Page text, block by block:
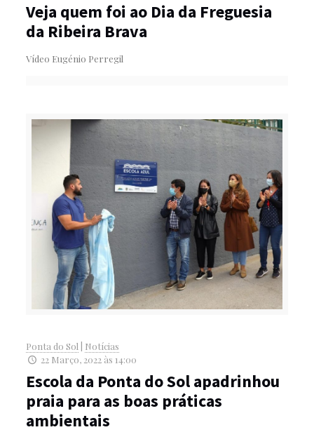
Veja quem foi ao Dia da Freguesia
da Ribeira Brava
Vídeo Eugénio Perregil
Ponta do Sol
Notícias
22 Março, 2022 às 14:00
Escola da Ponta do Sol apadrinhou
praia para as boas práticas
ambientais